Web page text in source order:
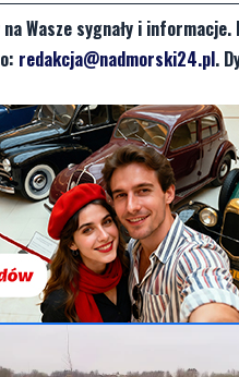
Wasze sygnały i
redakcja@nadmorski24.pl.